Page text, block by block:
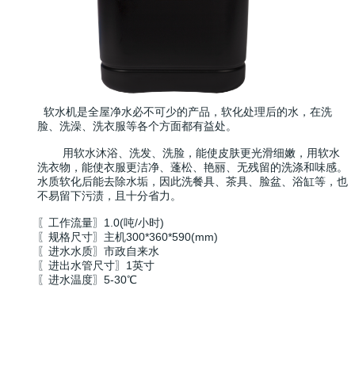
软水机是全屋净水必不可少的产品，软化处理后的水，在洗
脸、洗澡、洗衣服等各个方面都有益处。
用软水沐浴、洗发、洗脸，能使皮肤更光滑细嫩，用软水
洗衣物，能使衣服更洁净、蓬松、艳丽、无残留的洗涤和味感。
水质软化后能去除水垢，因此洗餐具、茶具、脸盆、浴缸等，也
不易留下污渍，且十分省力。
〖工作流量〗1.0(吨/小时)
〖规格尺寸〗主机300*360*590(mm)
〖进水水质〗市政自来水
〖进出水管尺寸〗1英寸
〖进水温度〗5-30℃